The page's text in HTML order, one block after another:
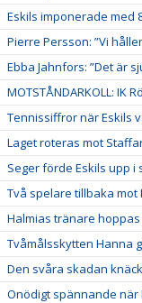
Eskils imponerade med
Pierre Persson: ”Vi
Ebba Jahnfors: ”Det är
MOTSTÅNDARKOLL: IK
Tennissiffror när Eskils
Laget roteras mot
Seger förde Eskils upp i
Två spelare tillbaka mot
Halmias tränare
Tvåmålsskytten Hanna
Den svåra skadan
Onödigt spännande när